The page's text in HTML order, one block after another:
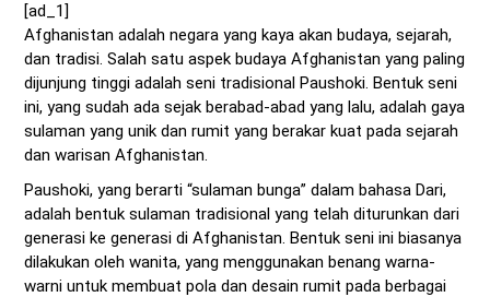
[ad_1]
Afghanistan adalah negara yang kaya akan budaya, sejarah,
dan tradisi. Salah satu aspek budaya Afghanistan yang paling
dijunjung tinggi adalah seni tradisional Paushoki. Bentuk seni
ini, yang sudah ada sejak berabad-abad yang lalu, adalah gaya
sulaman yang unik dan rumit yang berakar kuat pada sejarah
dan warisan Afghanistan.
Paushoki, yang berarti “sulaman bunga” dalam bahasa Dari,
adalah bentuk sulaman tradisional yang telah diturunkan dari
generasi ke generasi di Afghanistan. Bentuk seni ini biasanya
dilakukan oleh wanita, yang menggunakan benang warna-
warni untuk membuat pola dan desain rumit pada berbagai